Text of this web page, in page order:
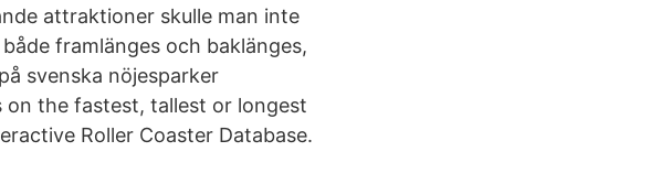
attraktioner skulle man inte
framlänges och baklänges,
svenska nöjesparker
the fastest, tallest or longest
Roller Coaster Database.